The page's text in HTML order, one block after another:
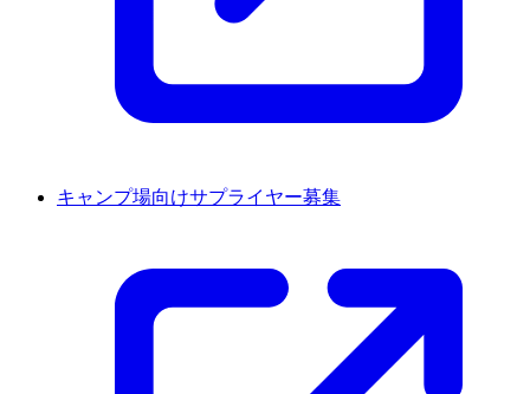
キャンプ場向けサプライヤー募集